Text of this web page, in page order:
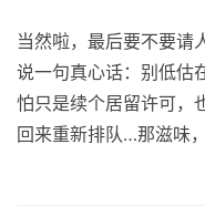
当然啦，最后要不要请
说一句真心话：别低
怕只是续个居留许可，
回来重新排队…那滋味